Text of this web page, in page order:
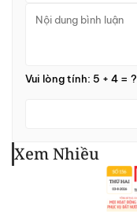
Vui lòng tính: 5 + 4 = ?
Xem Nhiều